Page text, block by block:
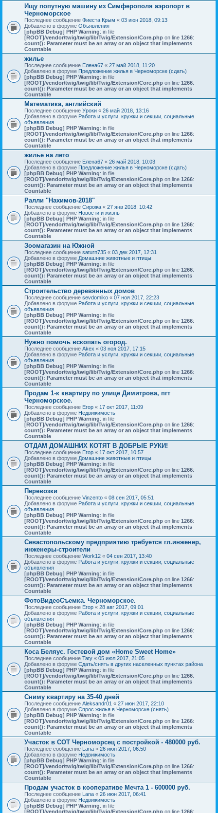
Ищу попутную машину из Симферополя аэропорт в
Черноморское
Последнее сообщение Фиеста Крым « 03 июн 2018, 09:13
Добавлено в форуме Объявления
[phpBB Debug] PHP Warning: in file
[ROOT]/vendor/twig/twig/lib/Twig/Extension/Core.php on line 1266:
count(): Parameter must be an array or an object that implements
Countable
жилье
Последнее сообщение Елена67 « 27 май 2018, 11:20
Добавлено в форуме Предложение жилья в Черноморске (сдать)
[phpBB Debug] PHP Warning: in file
[ROOT]/vendor/twig/twig/lib/Twig/Extension/Core.php on line 1266:
count(): Parameter must be an array or an object that implements
Countable
Математика, английский
Последнее сообщение Уроки « 26 май 2018, 13:16
Добавлено в форуме Работа и услуги, кружки и секции, социальные
объявления
[phpBB Debug] PHP Warning: in file
[ROOT]/vendor/twig/twig/lib/Twig/Extension/Core.php on line 1266:
count(): Parameter must be an array or an object that implements
Countable
жилье на лето
Последнее сообщение Елена67 « 26 май 2018, 10:03
Добавлено в форуме Предложение жилья в Черноморске (сдать)
[phpBB Debug] PHP Warning: in file
[ROOT]/vendor/twig/twig/lib/Twig/Extension/Core.php on line 1266:
count(): Parameter must be an array or an object that implements
Countable
Ралли "Нахимов-2018"
Последнее сообщение Сирожа « 27 янв 2018, 10:42
Добавлено в форуме Новости и жизнь
[phpBB Debug] PHP Warning: in file
[ROOT]/vendor/twig/twig/lib/Twig/Extension/Core.php on line 1266:
count(): Parameter must be an array or an object that implements
Countable
Зоомагазин на Южной
Последнее сообщение saturn735 « 03 дек 2017, 12:31
Добавлено в форуме Домашние животные и птицы
[phpBB Debug] PHP Warning: in file
[ROOT]/vendor/twig/twig/lib/Twig/Extension/Core.php on line 1266:
count(): Parameter must be an array or an object that implements
Countable
Строительство деревянных домов
Последнее сообщение sevdomiko « 07 ноя 2017, 22:23
Добавлено в форуме Работа и услуги, кружки и секции, социальные
объявления
[phpBB Debug] PHP Warning: in file
[ROOT]/vendor/twig/twig/lib/Twig/Extension/Core.php on line 1266:
count(): Parameter must be an array or an object that implements
Countable
Нужно помочь вскопать огород.
Последнее сообщение Akex « 03 ноя 2017, 17:15
Добавлено в форуме Работа и услуги, кружки и секции, социальные
объявления
[phpBB Debug] PHP Warning: in file
[ROOT]/vendor/twig/twig/lib/Twig/Extension/Core.php on line 1266:
count(): Parameter must be an array or an object that implements
Countable
Продам 1-к квартиру по улице Димитрова, пгт
Черноморское.
Последнее сообщение Егор « 17 окт 2017, 11:09
Добавлено в форуме Недвижимость
[phpBB Debug] PHP Warning: in file
[ROOT]/vendor/twig/twig/lib/Twig/Extension/Core.php on line 1266:
count(): Parameter must be an array or an object that implements
Countable
ОТДАМ ДОМАШНИХ КОТЯТ В ДОБРЫЕ РУКИ!
Последнее сообщение Егор « 17 окт 2017, 10:57
Добавлено в форуме Домашние животные и птицы
[phpBB Debug] PHP Warning: in file
[ROOT]/vendor/twig/twig/lib/Twig/Extension/Core.php on line 1266:
count(): Parameter must be an array or an object that implements
Countable
Перевозки
Последнее сообщение Vinzento « 08 сен 2017, 05:51
Добавлено в форуме Работа и услуги, кружки и секции, социальные
объявления
[phpBB Debug] PHP Warning: in file
[ROOT]/vendor/twig/twig/lib/Twig/Extension/Core.php on line 1266:
count(): Parameter must be an array or an object that implements
Countable
Севастопольскому предприятию требуется гл.инженер,
инженеры-строители
Последнее сообщение Work12 « 04 сен 2017, 13:40
Добавлено в форуме Работа и услуги, кружки и секции, социальные
объявления
[phpBB Debug] PHP Warning: in file
[ROOT]/vendor/twig/twig/lib/Twig/Extension/Core.php on line 1266:
count(): Parameter must be an array or an object that implements
Countable
ФотоВидеоСъемка. Черноморское.
Последнее сообщение Егор « 28 авг 2017, 09:01
Добавлено в форуме Работа и услуги, кружки и секции, социальные
объявления
[phpBB Debug] PHP Warning: in file
[ROOT]/vendor/twig/twig/lib/Twig/Extension/Core.php on line 1266:
count(): Parameter must be an array or an object that implements
Countable
Коса Беляус. Гостевой дом «Home Sweet Home»
Последнее сообщение Taty « 05 июл 2017, 21:05
Добавлено в форуме Сдать/снять в других населенных пунктах района
[phpBB Debug] PHP Warning: in file
[ROOT]/vendor/twig/twig/lib/Twig/Extension/Core.php on line 1266:
count(): Parameter must be an array or an object that implements
Countable
Сниму квартиру на 35-40 дней
Последнее сообщение Aleksandr01 « 27 июн 2017, 22:10
Добавлено в форуме Спрос жилья в Черноморске (снять)
[phpBB Debug] PHP Warning: in file
[ROOT]/vendor/twig/twig/lib/Twig/Extension/Core.php on line 1266:
count(): Parameter must be an array or an object that implements
Countable
Участок в СОТ Черноморсец с постройкой - 480000 руб.
Последнее сообщение Lana « 26 июн 2017, 06:50
Добавлено в форуме Недвижимость
[phpBB Debug] PHP Warning: in file
[ROOT]/vendor/twig/twig/lib/Twig/Extension/Core.php on line 1266:
count(): Parameter must be an array or an object that implements
Countable
Продам участок в кооперативе Мечта 1 - 600000 руб.
Последнее сообщение Lana « 26 июн 2017, 06:41
Добавлено в форуме Недвижимость
[phpBB Debug] PHP Warning: in file
[ROOT]/vendor/twig/twig/lib/Twig/Extension/Core.php on line 1266: